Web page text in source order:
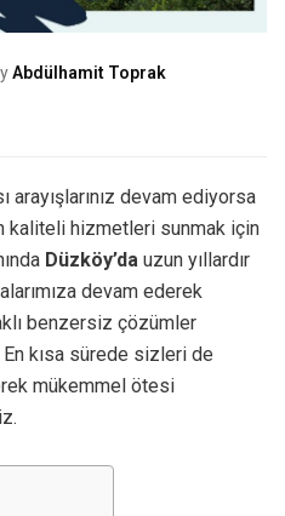
Abdülhamit Toprak
arayışlarınız devam ediyorsa
kaliteli hizmetleri sunmak için
Düzköy’da uzun yıllardır
devam ederek
benzersiz çözümler
kısa sürede sizleri de
mükemmel ötesi